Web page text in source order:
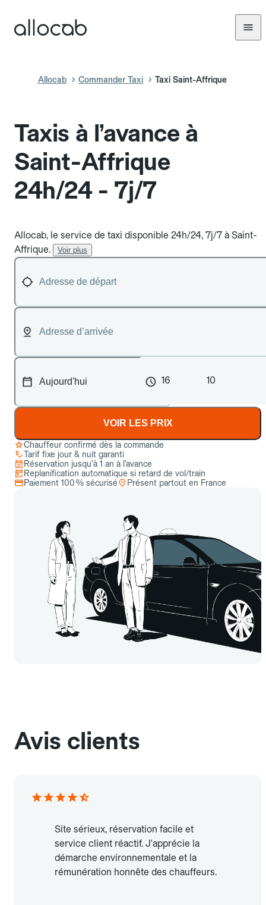
Allocab Commander Taxi Taxi Saint-Affrique
Taxis à l’avance à
Saint-Affrique
24h/24 - 7j/7
Allocab, le service de taxi disponible 24h/24, 7j/7 à Saint-
Affrique.
Voir plus
16 10
VOIR LES PRIX
Chauffeur confirmé dès la commande
Tarif fixe jour & nuit garanti
Réservation jusqu’à 1 an à l’avance
Replanification automatique si retard de vol/train
Paiement 100 % sécurisé
Présent partout en France
Avis clients
Site sérieux, réservation facile et
service client réactif. J'apprécie la
démarche environnementale et la
rémunération honnête des chauffeurs.